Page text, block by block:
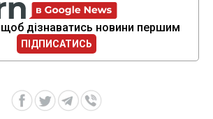
щоб дізнаватись новини першим
ПІДПИСАТИСЬ